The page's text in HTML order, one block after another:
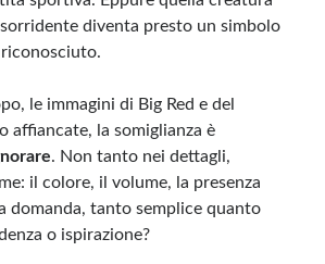
diventa presto un simbolo
le immagini di Big Red e del
affiancate, la somiglianza è
. Non tanto nei dettagli,
il colore, il volume, la presenza
domanda, tanto semplice quanto
o ispirazione?